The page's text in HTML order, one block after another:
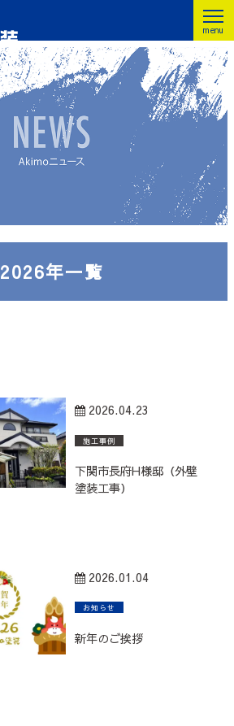
2026年一覧
2026.04.23
施工事例
下関市長府H様邸（外壁
塗装工事）
2026.01.04
お知らせ
新年のご挨拶